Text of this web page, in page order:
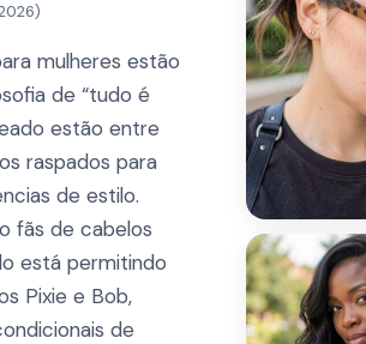
)
mulheres estão
de “tudo é
estão entre
raspados para
de estilo.
fãs de cabelos
está permitindo
Pixie e Bob,
de